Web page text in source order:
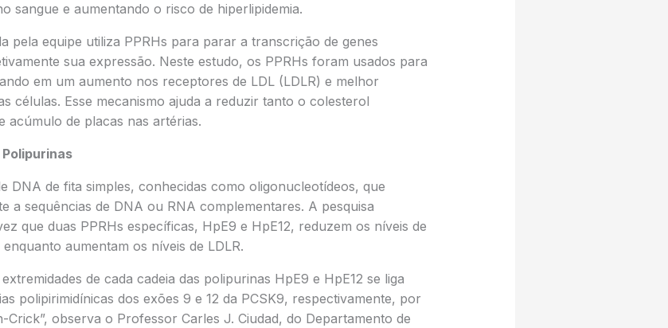
sangue e aumentando o risco de hiperlipidemia.
pela equipe utiliza PPRHs para parar a transcrição de genes
sua expressão. Neste estudo, os PPRHs foram usados para
em um aumento nos receptores de LDL (LDLR) e melhor
células. Esse mecanismo ajuda a reduzir tanto o colesterol
acúmulo de placas nas artérias.
DNA de fita simples, conhecidas como oligonucleotídeos, que
a sequências de DNA ou RNA complementares. A pesquisa
que duas PPRHs específicas, HpE9 e HpE12, reduzem os níveis de
aumentam os níveis de LDLR.
de cada cadeia das polipurinas HpE9 e HpE12 se liga
polipirimidínicas dos exões 9 e 12 da PCSK9, respectivamente, por
Crick”, observa o Professor Carles J. Ciudad, do Departamento de